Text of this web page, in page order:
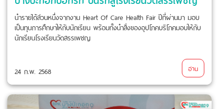
นำรายได้ส่วนหนึ่งจากงาน Heart Of Care Health Fair ปีที่ผ่านมา มอบ
เป็นทุนการศึกษาให้กับนักเรียน พร้อมทั้งนำสิ่งของอุปโภคบริโภคมอบให้กับ
นักเรียนโรงเรียนวัดสรรเพชญ
24 ก.พ. 2568 อ่าน